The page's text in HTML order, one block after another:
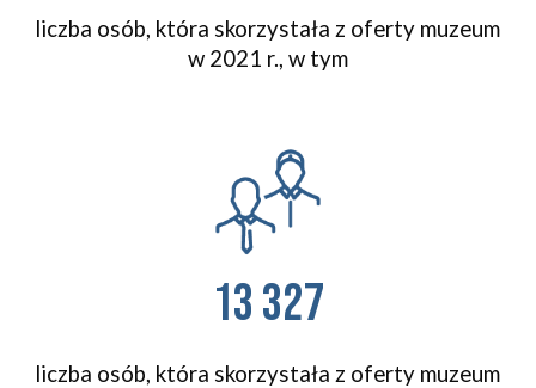
w 2021 r., w tym
13 327
liczba osób, która skorzystała z oferty muzeum